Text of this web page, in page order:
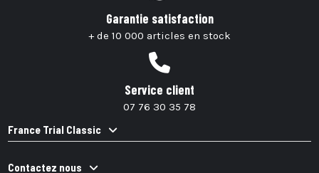
Garantie satisfaction
+ de 10 000 articles en stock
Service client
07 76 30 35 78
France Trial Classic
Contactez nous